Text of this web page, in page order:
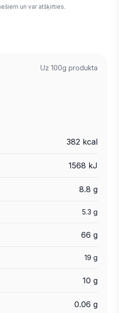
un var atšķirties.
Uz 100g produkta
382 kcal
1568 kJ
8.8 g
5.3 g
66 g
19 g
10 g
0.06 g